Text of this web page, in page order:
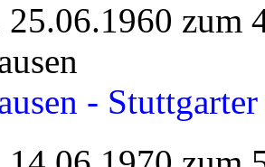
25.06.1960 zum
-